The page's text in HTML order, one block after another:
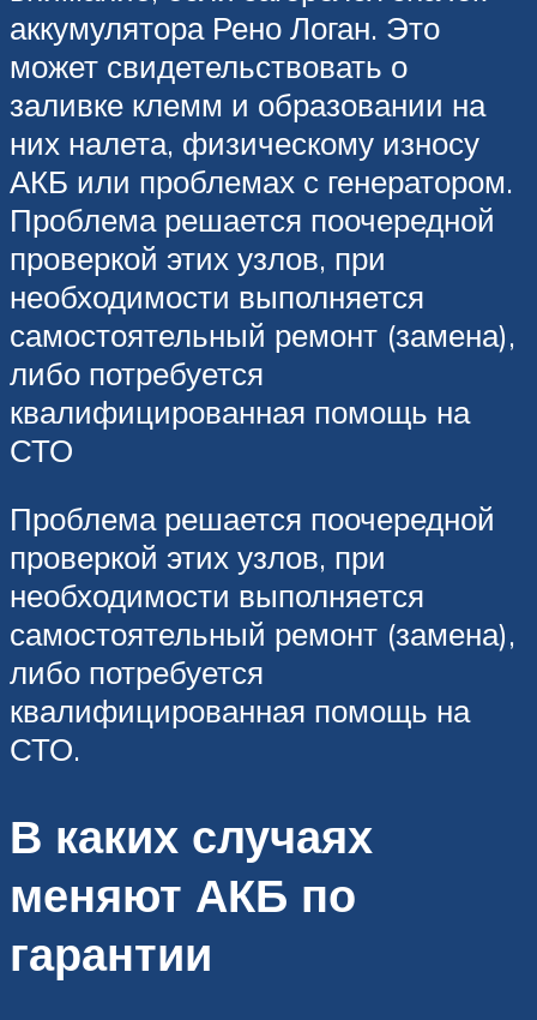
аккумулятора Рено Логан. Это
может свидетельствовать о
заливке клемм и образовании на
них налета, физическому износу
АКБ или проблемах с генератором.
Проблема решается поочередной
проверкой этих узлов, при
необходимости выполняется
самостоятельный ремонт (замена),
либо потребуется
квалифицированная помощь на
СТО
Проблема решается поочередной
проверкой этих узлов, при
необходимости выполняется
самостоятельный ремонт (замена),
либо потребуется
квалифицированная помощь на
СТО.
В каких случаях
меняют АКБ по
гарантии